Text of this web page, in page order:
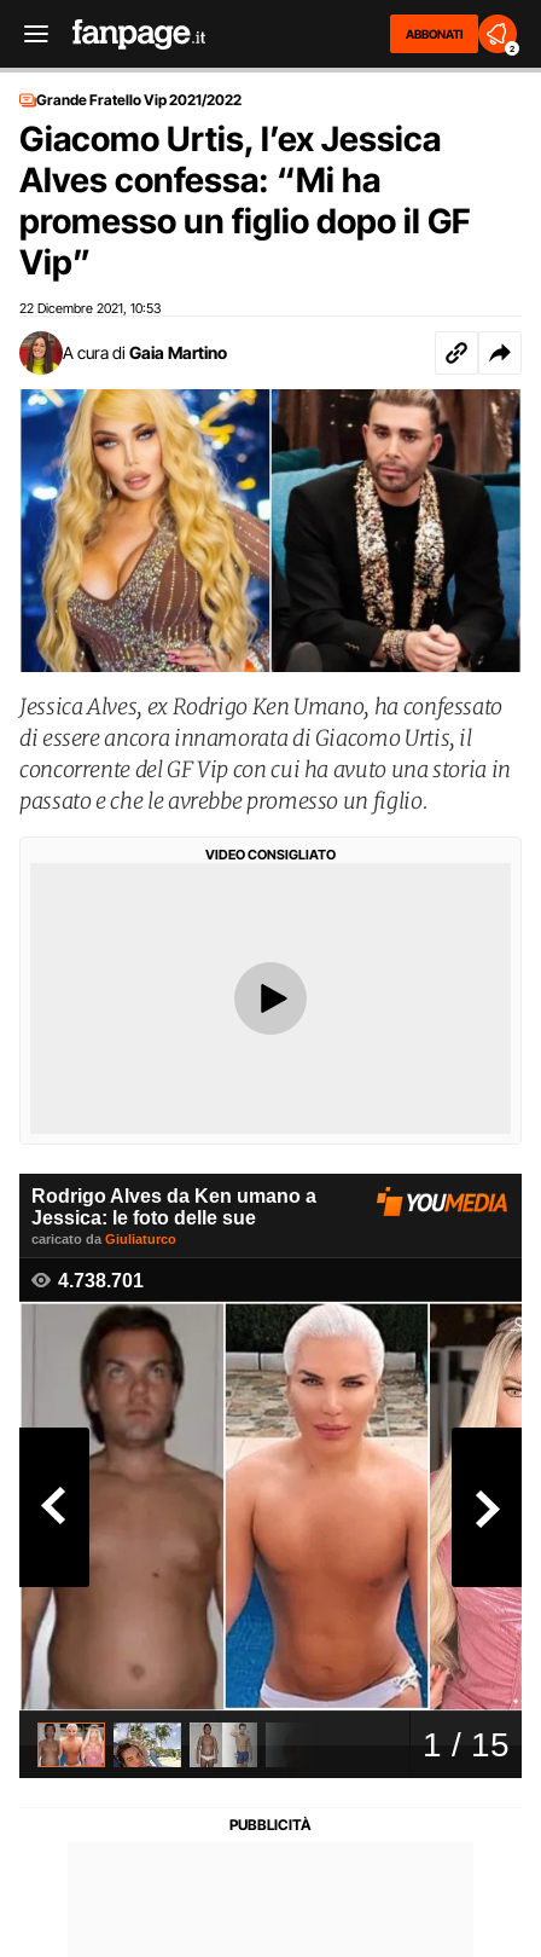
ABBONATI
2
Grande Fratello Vip 2021/2022
Giacomo Urtis, l’ex Jessica
Alves confessa: “Mi ha
promesso un figlio dopo il GF
Vip”
22 Dicembre 2021 10:53
A cura di Gaia Martino
Jessica Alves, ex Rodrigo Ken Umano, ha confessato
di essere ancora innamorata di Giacomo Urtis, il
concorrente del GF Vip con cui ha avuto una storia in
passato e che le avrebbe promesso un figlio.
VIDEO CONSIGLIATO